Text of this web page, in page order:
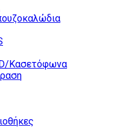
Κασετόφωνα